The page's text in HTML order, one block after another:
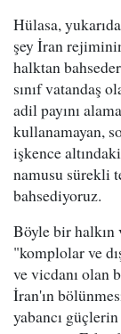
Hülasa,
şey İran
halktan
sınıf vatandaş
adil payını
kullanamayan,
işkence
namusu sürekli
bahsediyoruz.
Böyle bir
"komplolar ve
ve vicdanı olan
İran'ın
yabancı